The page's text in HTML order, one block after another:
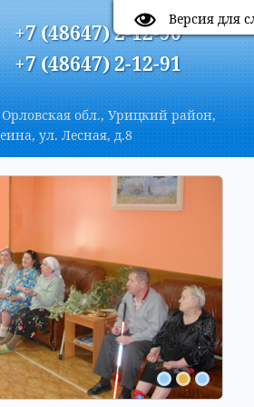
Цветовая схема: A A A
Версия для
+7 (48647) 2-12-90
+7 (48647) 2-12-91
Орловская обл., Урицкий район,
ул. Лесная, д.8